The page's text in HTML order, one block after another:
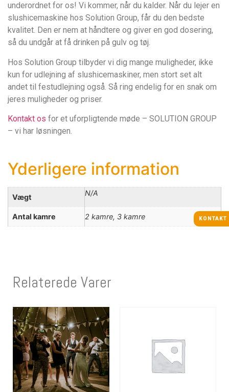
underordnet for os! Vi kommer, når du kalder. Når du lejer en
slushicemaskine hos Solution Group, får du den bedste
kvalitet. Den er nem at håndtere og giver en god dosering,
så du undgår at få drinken på gulv og tøj.
Hos Solution Group tilbyder vi dig mange muligheder, ikke
kun for udlejning af slushicemaskiner, men stort set alt
andet til festudlejning også. Så ring endelig for en snak om
jeres muligheder og priser.
Kontakt os for et uforpligtende møde – SOLUTION GROUP
– vi har løsningen.
Yderligere information
Vægt N/A
Antal kamre 2 kamre, 3 kamre
Relaterede Varer
KONTAKT